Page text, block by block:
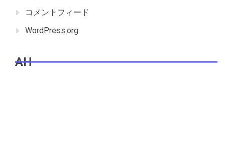
コメントフィード
WordPress.org
AH